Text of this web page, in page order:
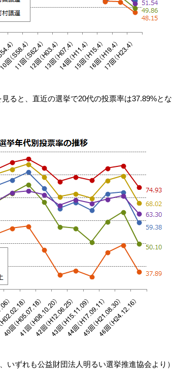
ると、直近の選挙で20代の投票率は37.89%とな
いずれも公益財団法人明るい選挙推進協会より）